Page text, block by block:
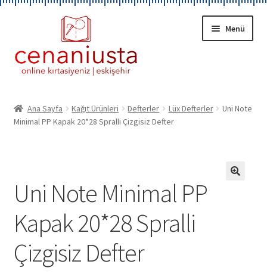
Menü
l
n
ü
HAKKIMIZDA
İLETİŞİM
Ana Sayfa Kağıt Ürünleri Defterler Lüx Defterler
Uni Note
Minimal PP Kapak 20*28 Spralli Çizgisiz Defter
Uni Note Minimal PP
Kapak 20*28 Spralli
Çizgisiz Defter